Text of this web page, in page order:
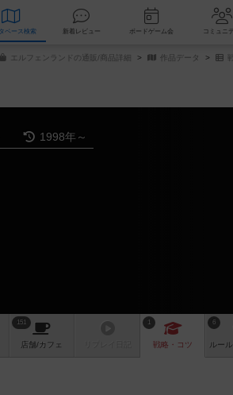
データベース 検索 新着レビュー ボードゲーム会
エルフェンランドの通販/商品詳細 作品データ
1998年～
151
店舗/カフェ
1
戦略 ・コツ
6
ルール